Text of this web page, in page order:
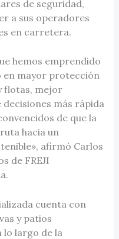
de seguridad,
a sus operadores
en carretera.
hemos emprendido
en mayor protección
flotas, mejor
más rápida
de que la
hacia un
afirmó Carlos
de FREJI
cuenta con
y patios
lo largo de la